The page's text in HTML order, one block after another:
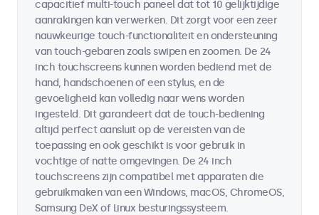
capacitief multi-touch paneel dat tot 10 gelijktijdige
aanrakingen kan verwerken. Dit zorgt voor een zeer
nauwkeurige touch-functionaliteit en ondersteuning
van touch-gebaren zoals swipen en zoomen. De 24
inch touchscreens kunnen worden bediend met de
hand, handschoenen of een stylus, en de
gevoeligheid kan volledig naar wens worden
ingesteld. Dit garandeert dat de touch-bediening
altijd perfect aansluit op de vereisten van de
toepassing en ook geschikt is voor gebruik in
vochtige of natte omgevingen. De 24 inch
touchscreens zijn compatibel met apparaten die
gebruikmaken van een Windows, macOS, ChromeOS,
Samsung DeX of Linux besturingssysteem.